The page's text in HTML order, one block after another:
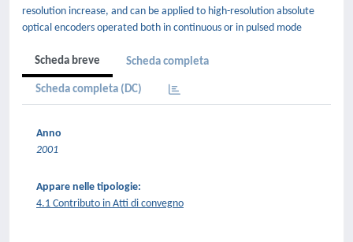
resolution increase, and can be applied to high-resolution absolute
optical encoders operated both in continuous or in pulsed mode
Scheda breve Scheda completa
Scheda completa (DC)
Anno
2001
Appare nelle tipologie:
4.1 Contributo in Atti di convegno